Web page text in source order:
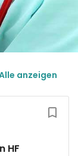
anzeigen
HF